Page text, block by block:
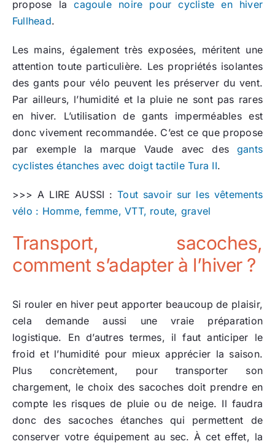
propose lacagoule noire pour cycliste en hiver
Fullhead.
Les mains, également très exposées, méritent une
attention toute particulière. Les propriétés isolantes
des gants pour vélo peuvent les préserver du vent.
Par ailleurs, l’humidité et la pluie ne sont pas rares
en hiver. L’utilisation de gants imperméables est
donc vivement recommandée. C’est ce que propose
par exemple la marque Vaude avec des gants
cyclistes étanches avec doigt tactile Tura II.
>>> A LIRE AUSSI :Tout savoir sur les vêtements
vélo : Homme, femme, VTT, route, gravel
Transport, sacoches,
comment s’adapter à l’hiver ?
Si rouler en hiver peut apporter beaucoup de plaisir,
cela demande aussi une vraie préparation
logistique. En d’autres termes, il faut anticiper le
froid et l’humidité pour mieux apprécier la saison.
Plus concrètement, pour transporter son
chargement, le choix des sacoches doit prendre en
compte les risques de pluie ou de neige. Il faudra
donc des sacoches étanches qui permettent de
conserver votre équipement au sec. À cet effet, la